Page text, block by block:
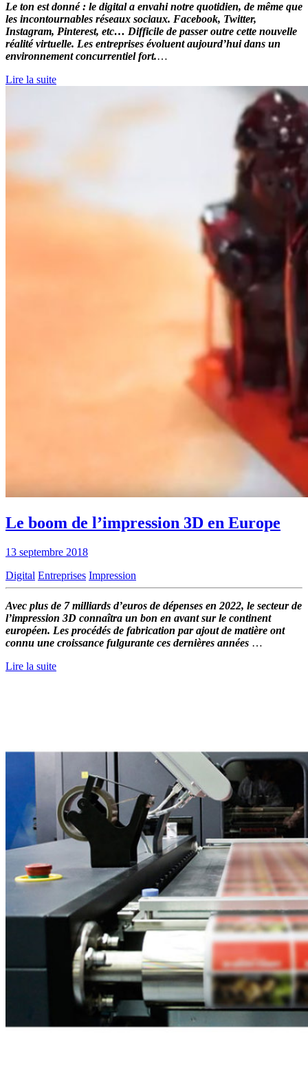
Le ton est donné : le digital a envahi notre quotidien, de même que
les incontournables réseaux sociaux. Facebook, Twitter,
Instagram, Pinterest, etc… Difficile de passer outre cette nouvelle
réalité virtuelle. Les entreprises évoluent aujourd’hui dans un
environnement concurrentiel fort.…
Lire la suite
Le boom de l’impression 3D en Europe
13 septembre 2018
Digital Entreprises Impression
Avec plus de 7 milliards d’euros de dépenses en 2022, le secteur de
l’impression 3D connaîtra un bon en avant sur le continent
européen. Les procédés de fabrication par ajout de matière ont
connu une croissance fulgurante ces dernières années …
Lire la suite